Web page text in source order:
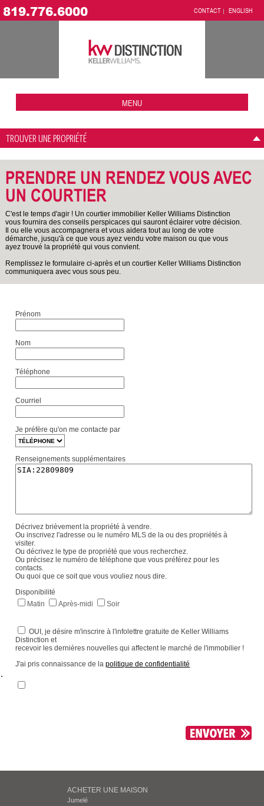
819.776.6000 CONTACT ENGLISH
MENU
TROUVER UNE PROPRIÉTÉ
PRENDRE UN RENDEZ VOUS AVEC
UN COURTIER
C'est le temps d'agir ! Un courtier immobilier Keller Williams Distinction
vous fournira des conseils perspicaces qui sauront éclairer votre décision.
Il ou elle vous accompagnera et vous aidera tout au long de votre
démarche, jusqu'à ce que vous ayez vendu votre maison ou que vous
ayez trouvé la propriété qui vous convient.
Remplissez le formulaire ci-après et un courtier Keller Williams Distinction
communiquera avec vous sous peu.
Prénom
Nom
Téléphone
Courriel
Je préfère qu'on me contacte par
Renseignements supplémentaires
Décrivez brièvement la propriété à vendre.
Ou inscrivez l'adresse ou le numéro MLS de la ou des propriétés à
visiter.
Ou décrivez le type de propriété que vous recherchez.
Ou précisez le numéro de téléphone que vous préférez pour les
contacts.
Ou quoi que ce soit que vous vouliez nous dire.
Disponibilité
Matin
Après-midi Soir
OUI, je désire m'inscrire à l'infolettre gratuite de Keller Williams
Distinction et
recevoir les dernières nouvelles qui affectent le marché de l'immobilier !
J'ai pris connaissance de lapolitique de confidentialité
.
ACHETER UNE MAISON
Jumelé